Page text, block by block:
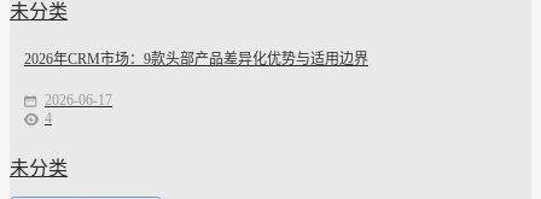
未分类
2026年CRM市场：9款头部产品差异化优势与适用边界
2026-06-17
4
未分类